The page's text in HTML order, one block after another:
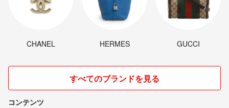
CHANEL HERMES GUCCI
すべてのブランドを見る
コンテンツ